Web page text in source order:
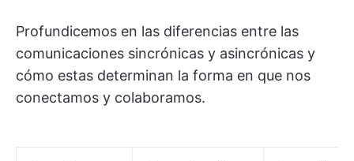
Profundicemos en las diferencias entre las
comunicaciones sincrónicas y asincrónicas y
cómo estas determinan la forma en que nos
conectamos y colaboramos.